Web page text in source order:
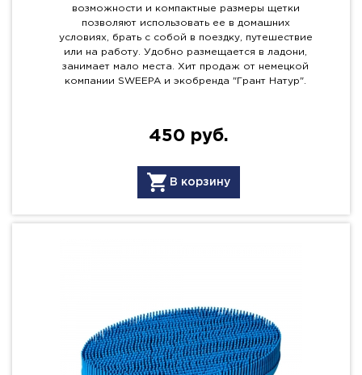
возможности и компактные размеры щетки
позволяют использовать ее в домашних
условиях, брать с собой в поездку, путешествие
или на работу. Удобно размещается в ладони,
занимает мало места. Хит продаж от немецкой
компании SWEEPA и экобренда "Грант Натур".
450 руб.
В корзину